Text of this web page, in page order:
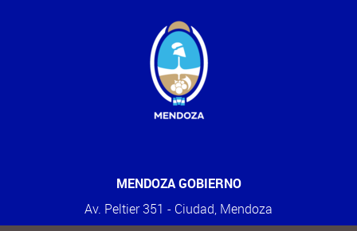
MENDOZA GOBIERNO
Av. Peltier 351 - Ciudad, Mendoza